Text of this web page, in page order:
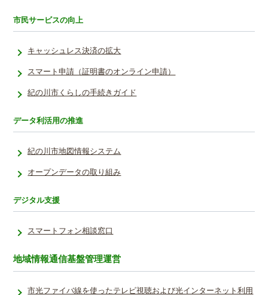
市民サービスの向上
キャッシュレス決済の拡大
スマート申請（証明書のオンライン申請）
紀の川市くらしの手続きガイド
データ利活用の推進
紀の川市地図情報システム
オープンデータの取り組み
デジタル支援
スマートフォン相談窓口
地域情報通信基盤管理運営
市光ファイバ線を使ったテレビ視聴および光インターネット利用